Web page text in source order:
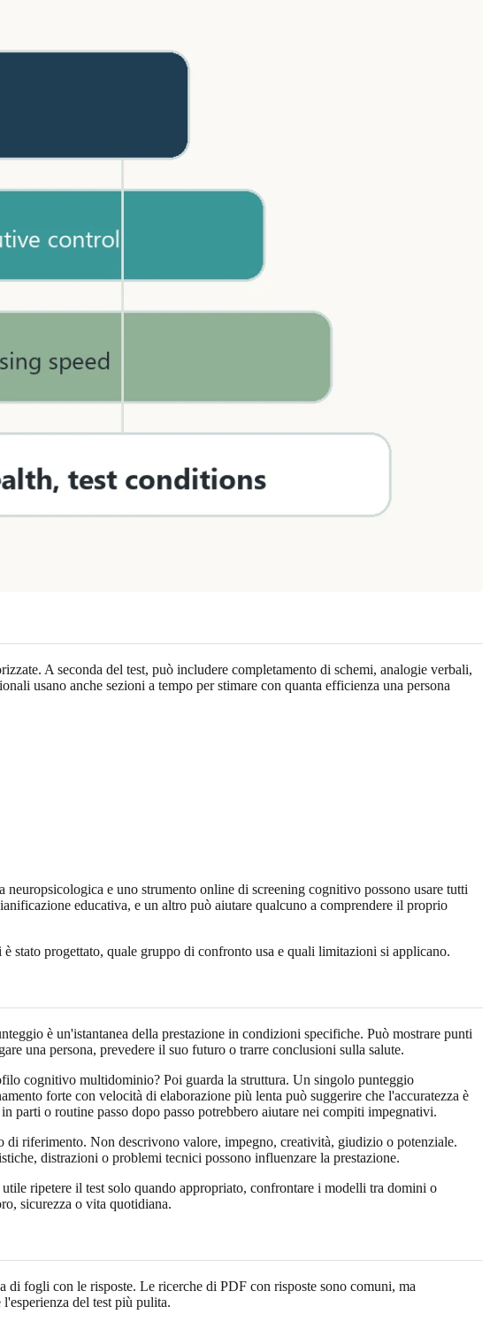
A seconda del test, può includere completamento di schemi, analogie verbali,
usano anche sezioni a tempo per stimare con quanta efficienza una persona
e uno strumento online di screening cognitivo possono usare tutti
educativa, e un altro può aiutare qualcuno a comprendere il proprio
stato progettato, quale gruppo di confronto usa e quali limitazioni si applicano.
è un'istantanea della prestazione in condizioni specifiche. Può mostrare punti
una persona, prevedere il suo futuro o trarre conclusioni sulla salute.
cognitivo multidominio? Poi guarda la struttura. Un singolo punteggio
forte con velocità di elaborazione più lenta può suggerire che l'accuratezza è
o routine passo dopo passo potrebbero aiutare nei compiti impegnativi.
riferimento. Non descrivono valore, impegno, creatività, giudizio o potenziale.
distrazioni o problemi tecnici possono influenzare la prestazione.
ripetere il test solo quando appropriato, confrontare i modelli tra domini o
sicurezza o vita quotidiana.
fogli con le risposte. Le ricerche di PDF con risposte sono comuni, ma
del test più pulita.